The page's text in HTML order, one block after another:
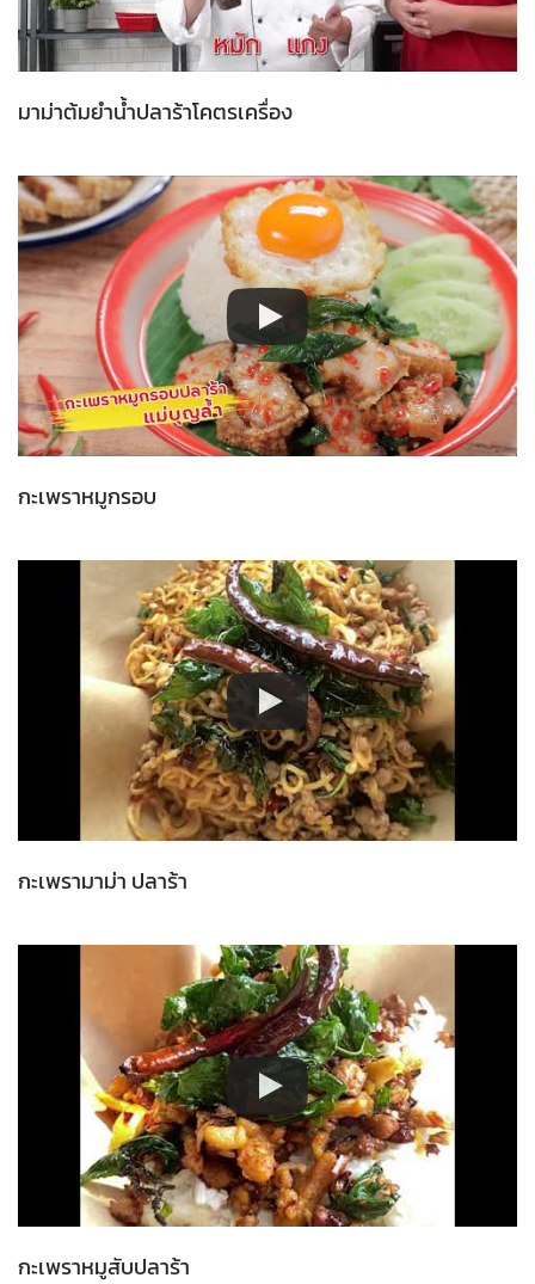
มาม่าต้มยำน้ำปลาร้าโคตรเครื่อง
กะเพราหมูกรอบ
กะเพรามาม่า ปลาร้า
กะเพราหมูสับปลาร้า